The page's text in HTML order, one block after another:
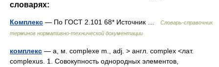
словарях:
Комплекс — По ГОСТ 2.101 68* Источник …
Словарь-справочник
терминов нормативно-технической документации
комплекс — а, м. complexe m., adj. > англ. complex <лат.
complexus. 1. Совокупность однородных элементов,